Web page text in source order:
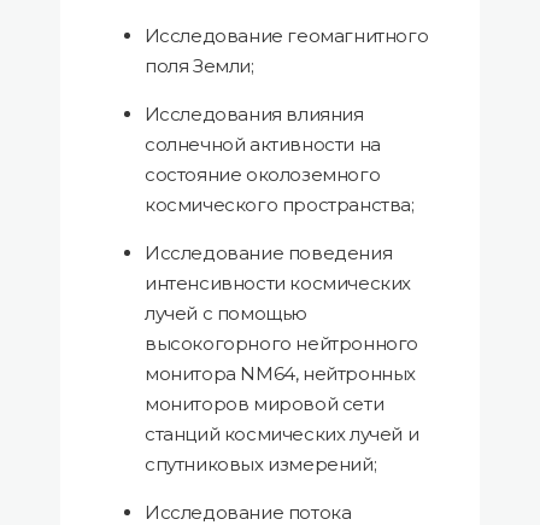
⁠Исследование геомагнитного
поля Земли;
⁠Исследования влияния
солнечной активности на
состояние околоземного
космического пространства;
Исследование поведения
интенсивности космических
лучей с помощью
высокогорного нейтронного
монитора NM64, нейтронных
мониторов мировой сети
станций космических лучей и
спутниковых измерений;
Исследование потока